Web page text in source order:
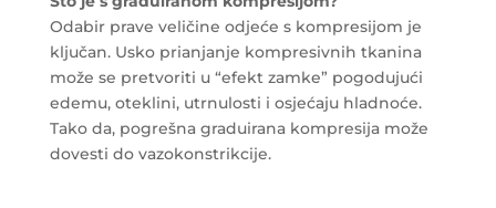
Odabir prave veličine odjeće s kompresijom je
ključan. Usko prianjanje kompresivnih tkanina
može se pretvoriti u “efekt zamke” pogodujući
edemu, oteklini, utrnulosti i osjećaju hladnoće.
Tako da, pogrešna graduirana kompresija može
dovesti do vazokonstrikcije.